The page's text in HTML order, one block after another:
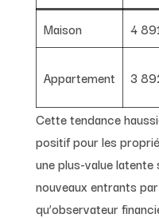
Maison 4
Appartement 3
Cette tendance
positif pour les
une plus-value
nouveaux entrants
qu’observateur